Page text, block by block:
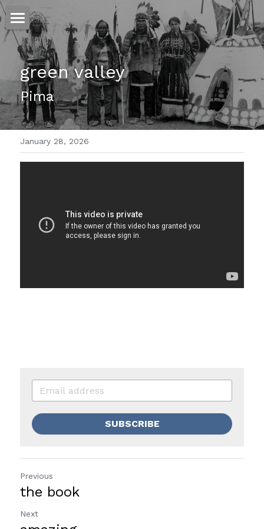
ホーム
仕事
運
文書館
写真
Amazon Kindle
green valley
Pima
January 28, 2026
SUBSCRIBE
Previous
the book
Next